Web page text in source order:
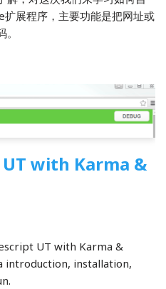
展程序，主要功能是把网址或
with Karma &
UT with Karma &
introduction, installation,